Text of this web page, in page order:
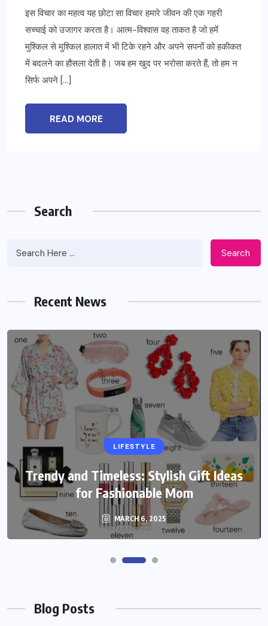
इस विचार का महत्व यह छोटा सा विचार हमारे जीवन की एक गहरी
सच्चाई को उजागर करता है। आत्म-विश्वास वह ताकत है जो हमें
मुश्किल से मुश्किल हालात में भी टिके रहने और अपने सपनों को हकीकत
में बदलने का हौसला देती है। जब हम खुद पर भरोसा करते हैं, तो हम न
सिर्फ अपने […]
READ MORE
Search
Search
Recent News
LIFESTYLE
Trendy and Timeless: Stylish Gift Ideas
for Fashionable Mom
MARCH 6, 2025
Blog Posts